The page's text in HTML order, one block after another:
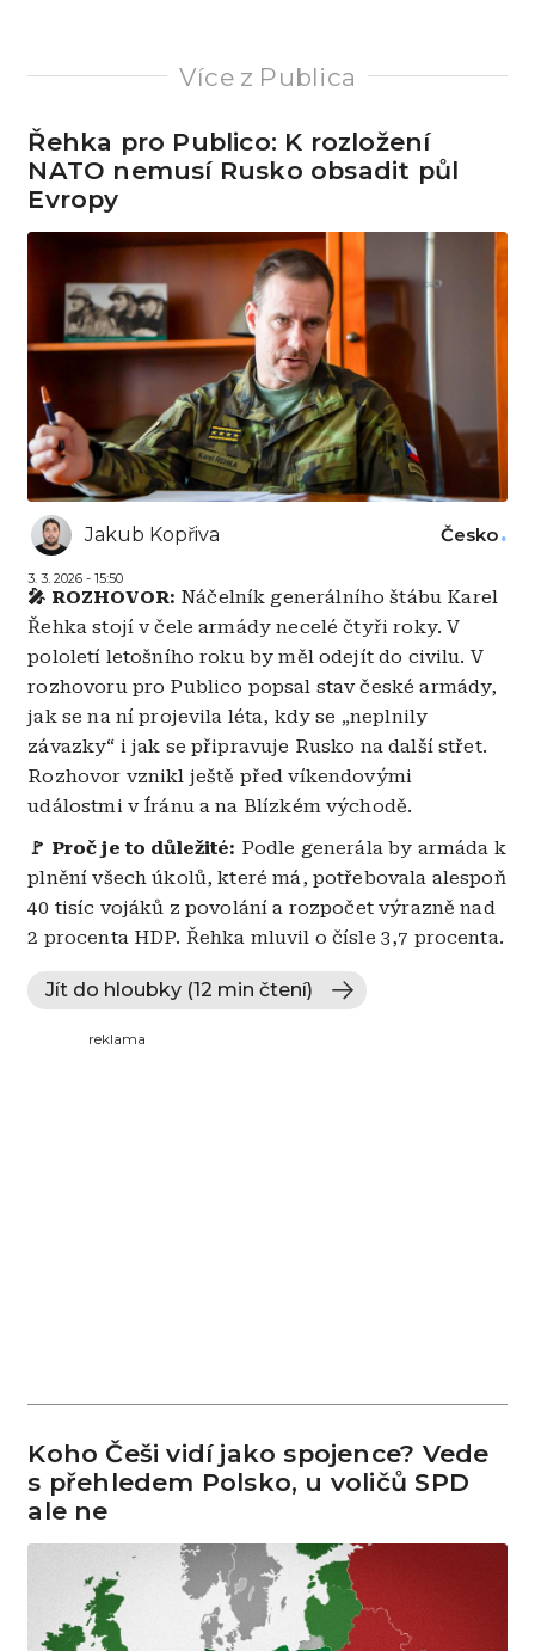
Více z Publica
Řehka pro Publico: K rozložení
NATO nemusí Rusko obsadit půl
Evropy
Jakub Kopřiva
3. 3. 2026 - 15:50
Česko
🎤 ROZHOVOR: Náčelník generálního štábu Karel
Řehka stojí v čele armády necelé čtyři roky. V
pololetí letošního roku by měl odejít do civilu. V
rozhovoru pro Publico popsal stav české armády,
jak se na ní projevila léta, kdy se „neplnily
závazky“ i jak se připravuje Rusko na další střet.
Rozhovor vznikl ještě před víkendovými
událostmi v Íránu a na Blízkém východě.
🚩 Proč je to důležité: Podle generála by armáda k
plnění všech úkolů, které má, potřebovala alespoň
40 tisíc vojáků z povolání a rozpočet výrazně nad
2 procenta HDP. Řehka mluvil o čísle 3,7 procenta.
Jít do hloubky (12 min čtení)
reklama
Koho Češi vidí jako spojence? Vede
s přehledem Polsko, u voličů SPD
ale ne